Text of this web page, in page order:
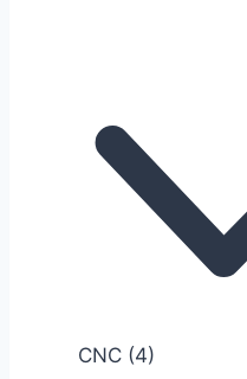
CNC (4)